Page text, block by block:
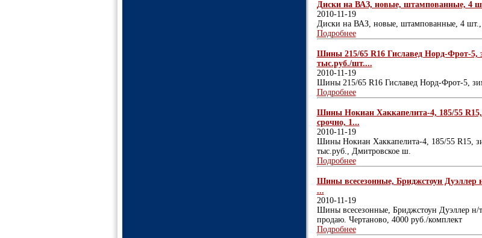
Диски на ВАЗ, новые, штампованные, 4
2010-11-19
Диски на ВАЗ, новые, штампованные, 4
Подробнее
Шины 215/65 R16 Гиславед Норд-Фрот-5,
тыс.руб./шт....
2010-11-19
Шины 215/65 R16 Гиславед Норд-Фрот-5,
Подробнее
Шины Нокиан Хаккапелита-4, 185/55
срочно, 1...
2010-11-19
Шины Нокиан Хаккапелита-4, 185/55 R15,
тыс.руб., Дмитровское ш.
Подробнее
Шины всесезонные, Бриджстоун Дуэллер
...
2010-11-19
Шины всесезонные, Бриджстоун Дуэллер н/
продаю. Чертаново, 4000 руб./комплект
Подробнее